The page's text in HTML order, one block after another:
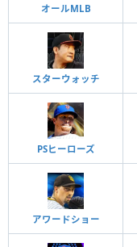
オールMLB
スターウォッチ
PSヒーローズ
アワードショー